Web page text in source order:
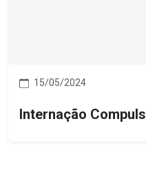
15/05/2024
Internação